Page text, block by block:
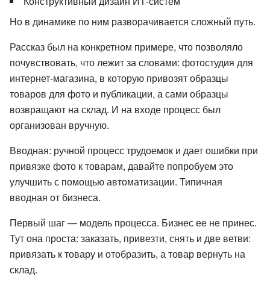
Но в динамике по ним разворачивается сложный путь.
Рассказ был на конкретном примере, что позволяло
почувствовать, что лежит за словами: фотостудия для
интернет-магазина, в которую привозят образцы
товаров для фото и публикации, а сами образцы
возвращают на склад. И на входе процесс был
организован вручную.
Вводная: ручной процесс трудоемок и дает ошибки при
привязке фото к товарам, давайте попробуем это
улучшить с помощью автоматизации. Типичная
вводная от бизнеса.
Первый шаг — модель процесса. Бизнес ее не принес.
Тут она проста: заказать, привезти, снять и две ветви:
привязать к товару и отобразить, а товар вернуть на
склад.